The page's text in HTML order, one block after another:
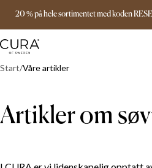
20 % på hele sortimentet med koden
Gratis frakt
Start Våre artikler
Artikler om